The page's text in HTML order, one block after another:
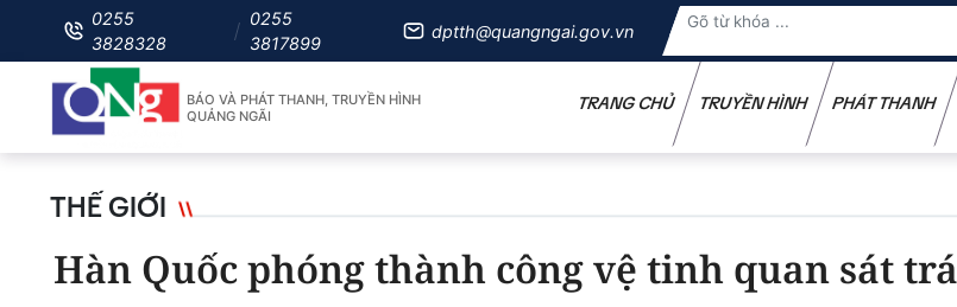
0255
3828328
0255
3817899
dptth@quangngai.gov.vn
BÁO VÀ PHÁT THANH, TRUYỀN HÌNH
QUẢNG NGÃI
TRANG CHỦ TRUYỀN HÌNH PHÁT THANH
THẾ GIỚI
Hàn Quốc phóng thành công vệ tinh quan sát